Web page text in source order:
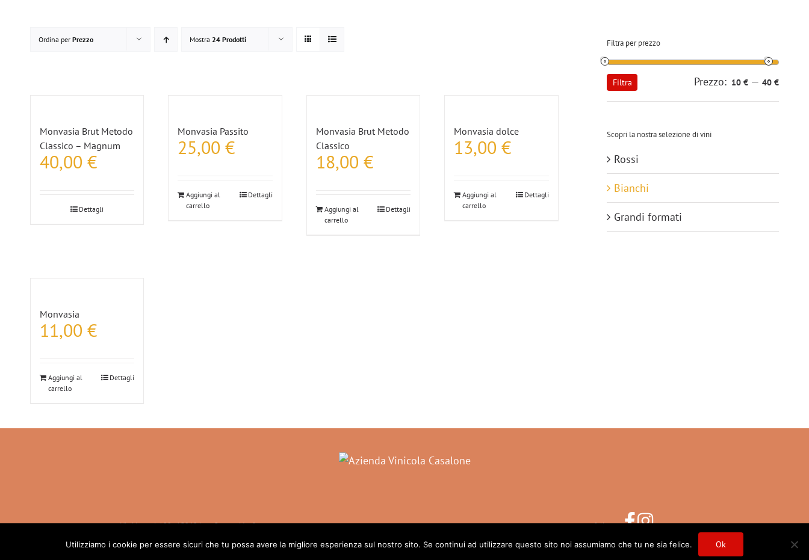
Ordina per Prezzo Mostra 24 Prodotti
Monvasia Brut Metodo
Classico – Magnum
40,00 €
Dettagli
Monvasia Passito
25,00€
Aggiungi al
carrello
Dettagli
Monvasia Brut Metodo
Classico
18,00 €
Aggiungi al
carrello
Dettagli
Monvasia dolce
13,00€
Aggiungi al
carrello
Dettagli
Monvasia
11,00 €
Aggiungi al
carrello
Dettagli
Filtra per prezzo
Prezzo
Min
Prezzo
Max
Filtra Prezzo: 10 € — 40 €
Scopri la nostra selezione di vini
Rossi
Bianchi
Grandi formati
Via Marconi, 100 - 15040 Lu e Cuccaro Monferrato
follow us
Utilizziamo i cookie per essere sicuri che tu possa avere la migliore esperienza sul nostro sito. Se continui ad utilizzare questo sito noi assumiamo che tu ne sia felice. Ok